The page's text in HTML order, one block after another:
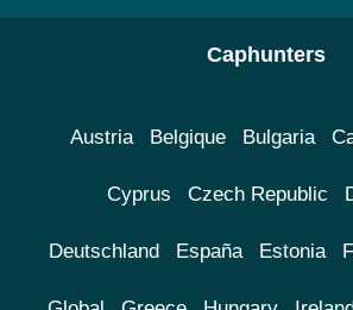
Caphunters
Austria Belgique Bulgaria
Cyprus Czech Republic
Deutschland España Estonia